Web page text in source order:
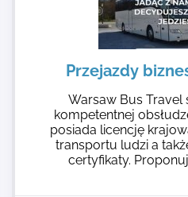
Przejazdy
Warsaw Bus Travel
kompetentnej
posiada licencję
transportu ludzi a
certyfikaty.